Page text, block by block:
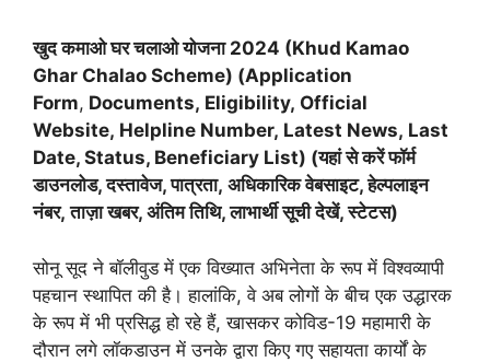
खुद कमाओ घर चलाओ योजना 2024 (Khud Kamao
Ghar Chalao Scheme) (Application
Form, Documents, Eligibility, Official
Website, Helpline Number, Latest News, Last
Date, Status, Beneficiary List) (यहां से करें फॉर्म
डाउनलोड, दस्तावेज, पात्रता, अधिकारिक वेबसाइट, हेल्पलाइन
नंबर, ताज़ा खबर, अंतिम तिथि, लाभार्थी सूची देखें, स्टेटस)
सोनू सूद ने बॉलीवुड में एक विख्यात अभिनेता के रूप में विश्वव्यापी
पहचान स्थापित की है। हालांकि, वे अब लोगों के बीच एक उद्धारक
के रूप में भी प्रसिद्ध हो रहे हैं, खासकर कोविड-19 महामारी के
दौरान लगे लॉकडाउन में उनके द्वारा किए गए सहायता कार्यों के